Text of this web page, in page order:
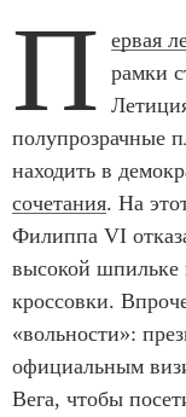
П ервая
рамки
полупрозрачные
находить в
сочетания. На
Филиппа VI
высокой
кроссовки.
«вольности»:
официальным
Вега, чтобы